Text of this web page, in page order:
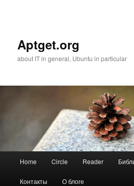
Aptget.org
about IT in general, Ubuntu in particular
Home Circle Reader
Контакты О блоге